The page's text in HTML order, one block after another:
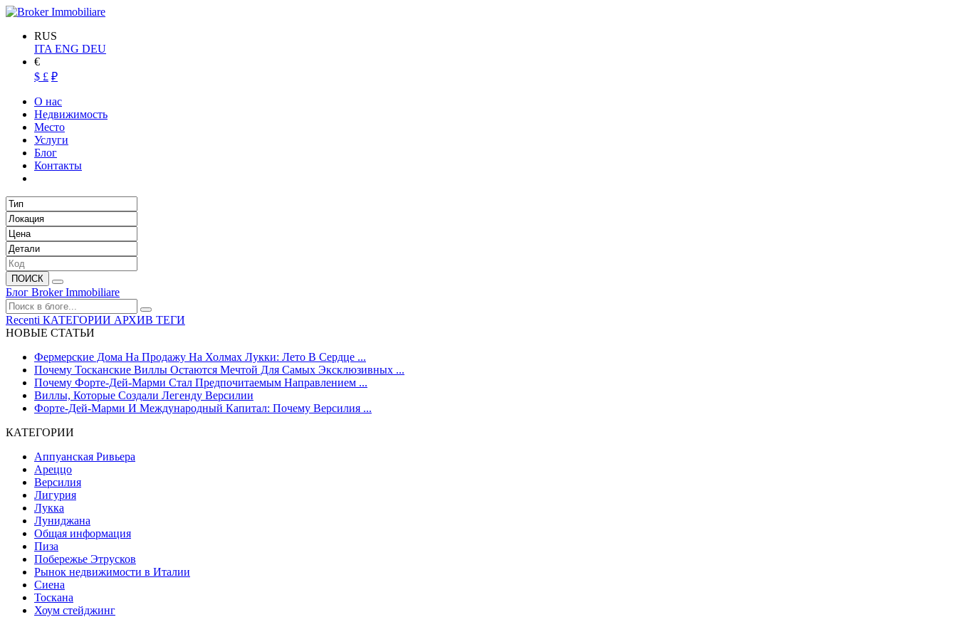
RUS
ITA ENG DEU
€
$ £ ₽
О нас
Недвижимость
Место
Услуги
Блог
Контакты
ПОИСК
Блог Broker Immobiliare
Recenti КАТЕГОРИИ АРХИВ ТЕГИ
НОВЫЕ СТАТЬИ
Фермерские Дома На Продажу На Холмах Лукки: Лето В Сердце ...
Почему Тосканские Виллы Остаются Мечтой Для Самых Эксклюзивных ...
Почему Форте-Дей-Марми Стал Предпочитаемым Направлением ...
Виллы, Которые Создали Легенду Версилии
Форте-Дей-Марми И Международный Капитал: Почему Версилия ...
КАТЕГОРИИ
Аппуанская Ривьера
Ареццо
Версилия
Лигурия
Лукка
Луниджана
Общая информация
Пиза
Побережье Этрусков
Рынок недвижимости в Италии
Сиена
Тоскана
Хоум стейджинг